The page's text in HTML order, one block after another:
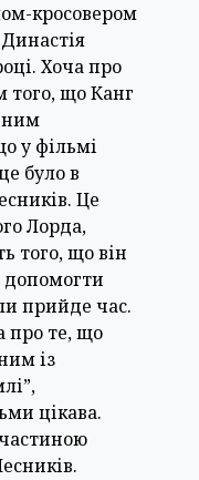
кросовером
Хоча про
того, що Канг
у фільмі
було в
Це
Лорда,
того, що він
допомогти
прийде час.
про те, що
із
цікава.